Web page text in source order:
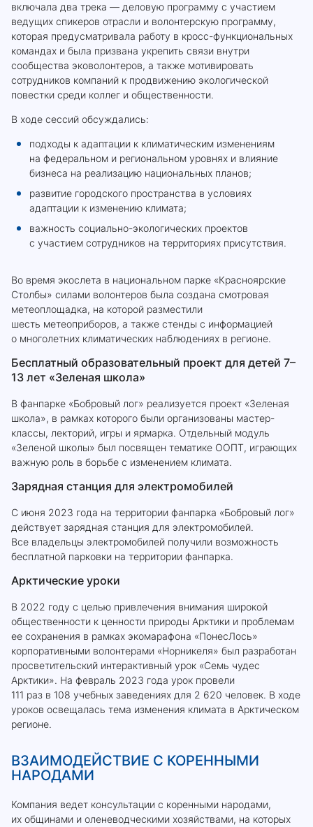
включала два трека — деловую программу с участием
ведущих спикеров отрасли и волонтерскую программу,
которая предусматривала работу в кросс-функциональных
командах и была призвана укрепить связи внутри
сообщества эковолонтеров, а также мотивировать
сотрудников компаний к продвижению экологической
повестки среди коллег и общественности.
В ходе сессий обсуждались:
подходы к адаптации к климатическим изменениям
на федеральном и региональном уровнях и влияние
бизнеса на реализацию национальных планов;
развитие городского пространства в условиях
адаптации к изменению климата;
важность социально-экологических проектов
с участием сотрудников на территориях присутствия.
Во время экослета в национальном парке «Красноярские
Столбы» силами волонтеров была создана смотровая
метеоплощадка, на которой разместили
шесть метеоприборов, а также стенды с информацией
о многолетних климатических наблюдениях в регионе.
Бесплатный образовательный проект для детей 7–
13 лет «Зеленая школа»
В фанпарке «Бобровый лог» реализуется проект «Зеленая
школа», в рамках которого были организованы мастер-
классы, лекторий, игры и ярмарка. Отдельный модуль
«Зеленой школы» был посвящен тематике ООПТ, играющих
важную роль в борьбе с изменением климата.
Зарядная станция для электромобилей
С июня 2023 года на территории фанпарка «Бобровый лог»
действует зарядная станция для электромобилей.
Все владельцы электромобилей получили возможность
бесплатной парковки на территории фанпарка.
Арктические уроки
В 2022 году с целью привлечения внимания широкой
общественности к ценности природы Арктики и проблемам
ее сохранения в рамках экомарафона «ПонесЛось»
корпоративными волонтерами «Норникеля» был разработан
просветительский интерактивный урок «Семь чудес
Арктики». На февраль 2023 года урок провели
111 раз в 108 учебных заведениях для 2 620 человек. В ходе
уроков освещалась тема изменения климата в Арктическом
регионе.
ВЗАИМОДЕЙСТВИЕ С КОРЕННЫМИ
НАРОДАМИ
Компания ведет консультации с коренными народами,
их общинами и оленеводческими хозяйствами, на которых